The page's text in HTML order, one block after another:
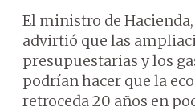
El ministro de
advirtió que las
presupuestarias y los
podrían hacer que la
retroceda 20 años en